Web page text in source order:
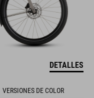
DETALLES
VERSIONES DE COLOR